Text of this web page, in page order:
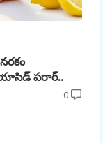
యాసిడ్ పరార్..
0